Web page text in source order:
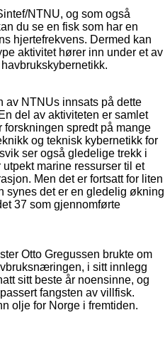
NTNU, og som også
du se en fisk som har en
hjertefrekvens. Dermed kan
aktivitet hører inn under et av
av NTNUs innsats på dette
del av aktiviteten er samlet
spredt på mange
og teknisk kybernetikk for
ser også gledelige trekk i
marine ressurser til et
Men det er fortsatt for liten
synes det er en gledelig økning
37 som gjennomførte
Otto Gregussen brukte om
i sitt innlegg
sitt beste år noensinne, og
fangsten av villfisk.
olje for Norge i fremtiden.